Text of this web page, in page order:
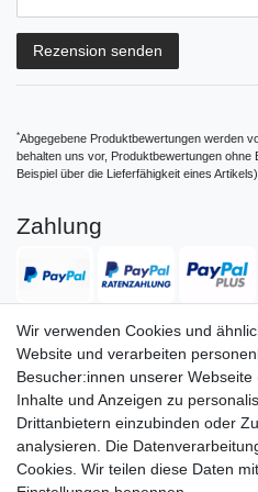
Rezension senden
*Abgegebene Produktbewertungen werden
behalten uns vor, Produktbewertungen
Beispiel über die Lieferfähigkeit eines
Zahlung
Versand
Service Service
Wir verwenden Cookies und
Website und verarbeiten
Besucher:innen unserer Webseite
Inhalte und Anzeigen zu
Drittanbietern einzubinden oder
analysieren. Die
Cookies. Wir teilen diese Daten